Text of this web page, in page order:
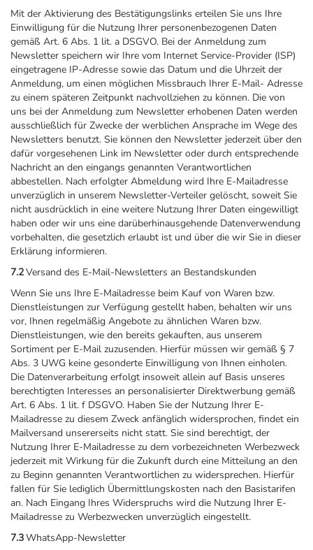
Mit der Aktivierung des Bestätigungslinks erteilen Sie uns Ihre
Einwilligung für die Nutzung Ihrer personenbezogenen Daten
gemäß Art. 6 Abs. 1 lit. a DSGVO. Bei der Anmeldung zum
Newsletter speichern wir Ihre vom Internet Service-Provider (ISP)
eingetragene IP-Adresse sowie das Datum und die Uhrzeit der
Anmeldung, um einen möglichen Missbrauch Ihrer E-Mail- Adresse
zu einem späteren Zeitpunkt nachvollziehen zu können. Die von
uns bei der Anmeldung zum Newsletter erhobenen Daten werden
ausschließlich für Zwecke der werblichen Ansprache im Wege des
Newsletters benutzt. Sie können den Newsletter jederzeit über den
dafür vorgesehenen Link im Newsletter oder durch entsprechende
Nachricht an den eingangs genannten Verantwortlichen
abbestellen. Nach erfolgter Abmeldung wird Ihre E-Mailadresse
unverzüglich in unserem Newsletter-Verteiler gelöscht, soweit Sie
nicht ausdrücklich in eine weitere Nutzung Ihrer Daten eingewilligt
haben oder wir uns eine darüberhinausgehende Datenverwendung
vorbehalten, die gesetzlich erlaubt ist und über die wir Sie in dieser
Erklärung informieren.
7.2Versand des E-Mail-Newsletters an Bestandskunden
Wenn Sie uns Ihre E-Mailadresse beim Kauf von Waren bzw.
Dienstleistungen zur Verfügung gestellt haben, behalten wir uns
vor, Ihnen regelmäßig Angebote zu ähnlichen Waren bzw.
Dienstleistungen, wie den bereits gekauften, aus unserem
Sortiment per E-Mail zuzusenden. Hierfür müssen wir gemäß § 7
Abs. 3 UWG keine gesonderte Einwilligung von Ihnen einholen.
Die Datenverarbeitung erfolgt insoweit allein auf Basis unseres
berechtigten Interesses an personalisierter Direktwerbung gemäß
Art. 6 Abs. 1 lit. f DSGVO. Haben Sie der Nutzung Ihrer E-
Mailadresse zu diesem Zweck anfänglich widersprochen, findet ein
Mailversand unsererseits nicht statt. Sie sind berechtigt, der
Nutzung Ihrer E-Mailadresse zu dem vorbezeichneten Werbezweck
jederzeit mit Wirkung für die Zukunft durch eine Mitteilung an den
zu Beginn genannten Verantwortlichen zu widersprechen. Hierfür
fallen für Sie lediglich Übermittlungskosten nach den Basistarifen
an. Nach Eingang Ihres Widerspruchs wird die Nutzung Ihrer E-
Mailadresse zu Werbezwecken unverzüglich eingestellt.
7.3WhatsApp-Newsletter